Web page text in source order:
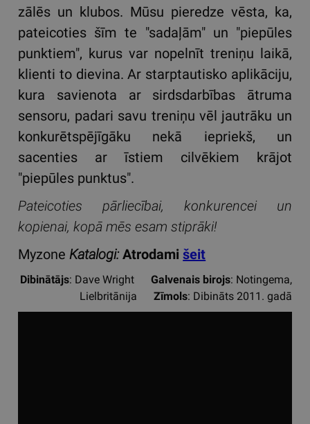
zālēs un klubos. Mūsu pieredze vēsta, ka,
pateicoties šīm te "sadaļām" un "piepūles
punktiem", kurus var nopelnīt treniņu laikā,
klienti to dievina. Ar starptautisko aplikāciju,
kura savienota ar sirdsdarbības ātruma
sensoru, padari savu treniņu vēl jautrāku un
konkurētspējīgāku nekā iepriekš, un
sacenties ar īstiem cilvēkiem krājot
"piepūles punktus".
Pateicoties pārliecībai, konkurencei un
kopienai, kopā mēs esam stiprāki!
MyzoneKatalogi:Atrodamišeit
Dibinātājs: Dave Wright Galvenais birojs: Notingema,
Lielbritānija Zīmols: Dibināts 2011. gadā